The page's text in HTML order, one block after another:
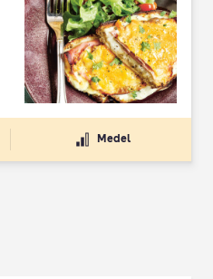
Medel